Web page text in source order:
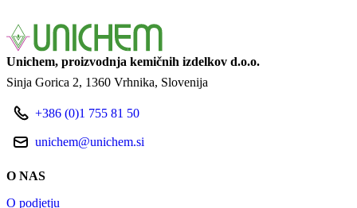
Unichem, proizvodnja kemičnih izdelkov d.o.o.
Sinja Gorica 2 1360 Vrhnika Slovenija
+386 (0)1 755 81 50
unichem@unichem.si
O NAS
O podjetju